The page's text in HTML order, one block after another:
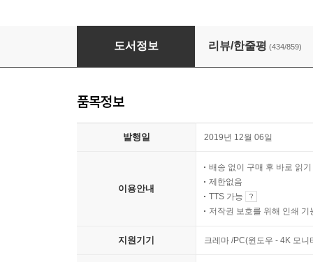
모든 공간에는 비밀이 있다
도서정보 리뷰/한줄평 (434/859)
품목정보
발행일 2019년 12월 06일
이용안내
배송 없이 구매 후 바로 읽기
제한없음
TTS 가능
저작권 보호를 위해 인쇄 기
지원기기 크레마 /PC(윈도우 - 4K 모